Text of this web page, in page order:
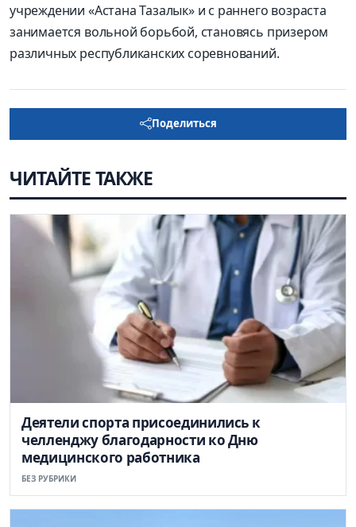
учреждении «Астана Тазалык» и с раннего возраста
занимается вольной борьбой, становясь призером
различных республиканских соревнований.
Поделиться
ЧИТАЙТЕ ТАКЖЕ
Деятели спорта присоединились к
челленджу благодарности ко Дню
медицинского работника
БЕЗ РУБРИКИ